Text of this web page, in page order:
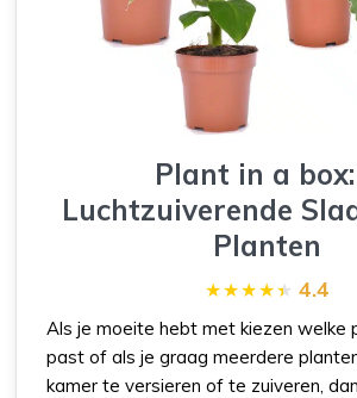
Plant in a
Luchtzuiverende
Planten
4.4
Als je moeite hebt met kiezen welke
past of als je graag meerdere
kamer te versieren of te zuiveren,